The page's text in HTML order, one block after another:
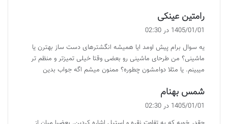
رامتین عینکی
ف
:
1405/01/01 در 02:30
یه سوال برام پیش اومد ایا همیشه انگشترهای دست ساز بهترن یا
ماشینی؟ من طرحای ماشینی رو بعضی وقتا خیلی تمیزتر و منظم تر
میبینم. یا مثلا دوامشون چطوره؟ ممنون میشم اگه جواب بدین
شمس بهنام
ف
1405/01/01 در 02:30